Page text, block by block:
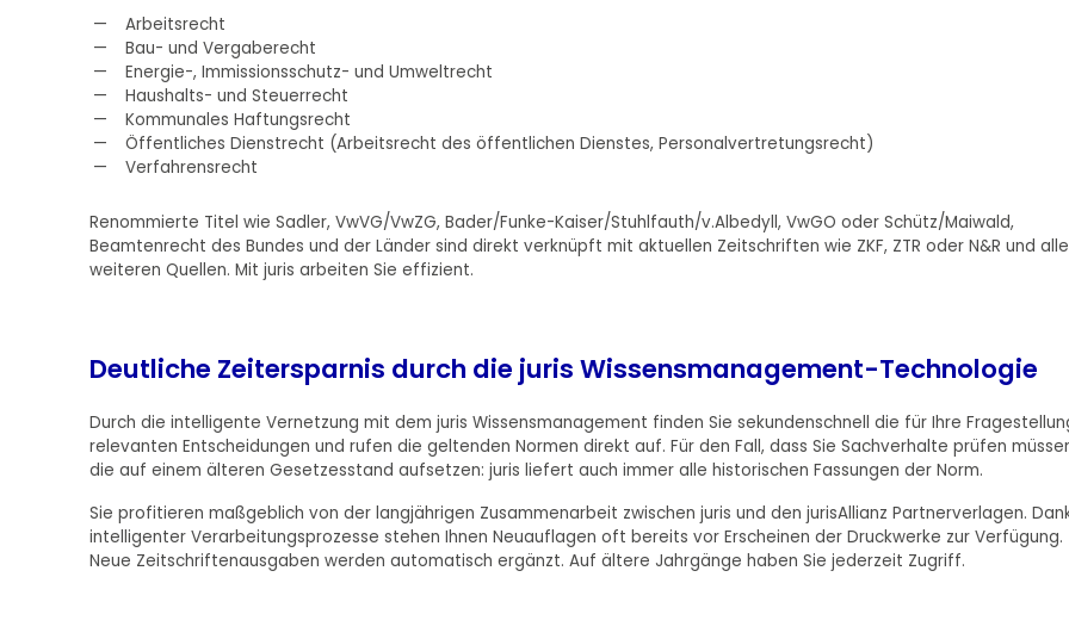
Arbeitsrecht
Bau- und Vergaberecht
Energie-, Immissionsschutz- und Umweltrecht
Haushalts- und Steuerrecht
Kommunales Haftungsrecht
Öffentliches Dienstrecht (Arbeitsrecht des öffentlichen Dienstes, Personalvertretungsrecht)
Verfahrensrecht
Renommierte Titel wie Sadler, VwVG/VwZG, Bader/Funke-Kaiser/Stuhlfauth/v.Albedyll, VwGO oder Schütz/Maiwald,
Beamtenrecht des Bundes und der Länder sind direkt verknüpft mit aktuellen Zeitschriften wie ZKF, ZTR oder N&R und
weiteren Quellen. Mit juris arbeiten Sie effizient.
Deutliche Zeitersparnis durch die juris Wissensmanagement-Technologie
Durch die intelligente Vernetzung mit dem juris Wissensmanagement finden Sie sekundenschnell die für Ihre
relevanten Entscheidungen und rufen die geltenden Normen direkt auf. Für den Fall, dass Sie Sachverhalte prüfen
die auf einem älteren Gesetzesstand aufsetzen: juris liefert auch immer alle historischen Fassungen der Norm.
Sie profitieren maßgeblich von der langjährigen Zusammenarbeit zwischen juris und den jurisAllianz Partnerverlagen.
intelligenter Verarbeitungsprozesse stehen Ihnen Neuauflagen oft bereits vor Erscheinen der Druckwerke zur Verfügung.
Neue Zeitschriftenausgaben werden automatisch ergänzt. Auf ältere Jahrgänge haben Sie jederzeit Zugriff.